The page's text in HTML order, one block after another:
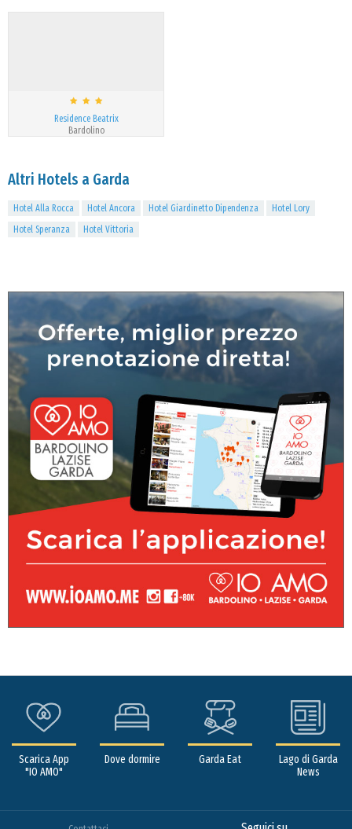
Residence Beatrix
Bardolino
Altri Hotels a Garda
Hotel Alla Rocca Hotel Ancora Hotel Giardinetto Dipendenza
Hotel Lory
Hotel Speranza
Hotel Vittoria
Scarica App
"IO AMO"
Dove dormire Garda Eat
Lago di Garda
News